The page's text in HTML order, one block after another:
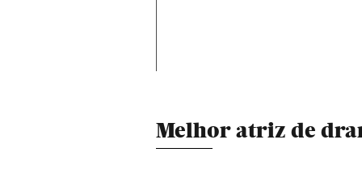
Melhor atriz de